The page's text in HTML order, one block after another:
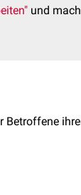
und
Betroffene